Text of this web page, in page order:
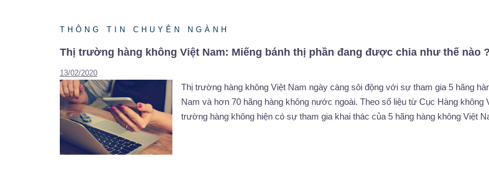
THÔNG TIN CHUYÊN NGÀNH
Thị trường hàng không Việt Nam: Miếng bánh thị phần đang được chia như thế nào ?
13/02/2020
Thị trường hàng không Việt Nam ngày càng sôi động với sự tham gia 5 hãng
Nam và hơn 70 hãng hàng không nước ngoài. Theo số liệu từ Cục Hàng không
trường hàng không hiện có sự tham gia khai thác của 5 hãng hàng không Việt